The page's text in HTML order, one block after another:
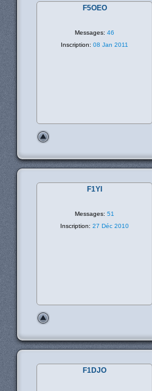
F5OEO
Messages: 46
Inscription: 08 Jan 2011
F1YI
Messages: 51
Inscription: 27 Déc 2010
F1DJO